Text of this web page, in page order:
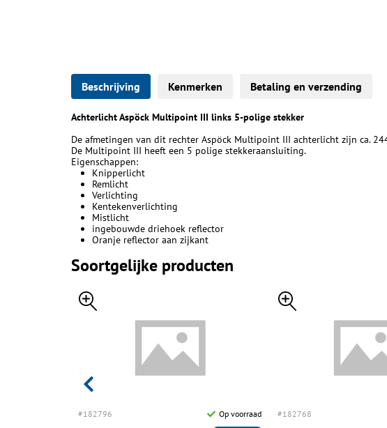
Beschrijving Kenmerken Betaling en verzending
Achterlicht Aspöck Multipoint III links 5-polige stekker
De afmetingen van dit rechter Aspöck Multipoint III achterlicht zijn ca.
De Multipoint III heeft een 5 polige stekkeraansluiting.
Eigenschappen:
Knipperlicht
Remlicht
Verlichting
Kentekenverlichting
Mistlicht
ingebouwde driehoek reflector
Oranje reflector aan zijkant
Soortgelijke producten
#182796 Op voorraad #182768